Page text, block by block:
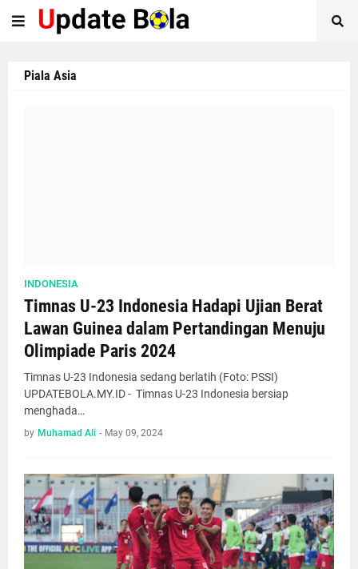
Piala Asia
INDONESIA
Timnas U-23 Indonesia Hadapi Ujian Berat
Lawan Guinea dalam Pertandingan Menuju
Olimpiade Paris 2024
Timnas U-23 Indonesia sedang berlatih (Foto: PSSI)
UPDATEBOLA.MY.ID - Timnas U-23 Indonesia bersiap
menghada…
by Muhamad Ali - May 09, 2024